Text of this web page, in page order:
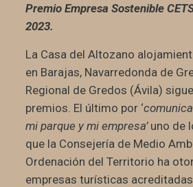
Premio Empresa Sostenible
2023.
La Casa del Altozano
en Barajas, Navarredonda de
Regional de Gredos (Ávila)
premios. El último por ‘
mi parque y mi empresa’uno de
que la Consejería de Medio
Ordenación del Territorio ha
empresas turísticas